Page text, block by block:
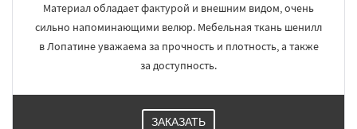
×
Материал обладает фактурой и внешним видом, очень
сильно напоминающими велюр. Мебельная ткань шенилл
в Лопатине уважаема за прочность и плотность, а также
за доступность.
ЗАКАЗАТЬ
УЗНАТЬ ПОДРОБНЕЕ ×